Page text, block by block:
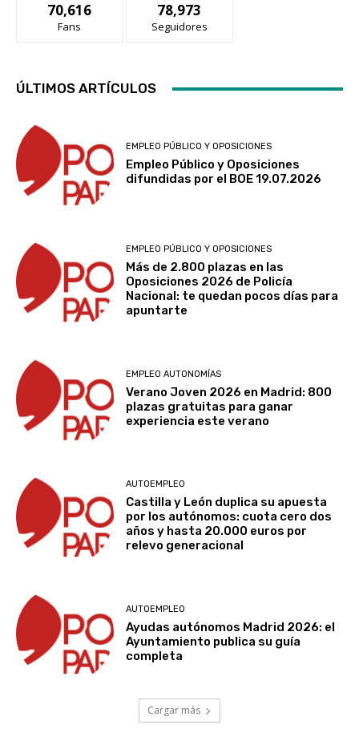
70,616
Fans
78,973
Seguidores
ÚLTIMOS ARTÍCULOS
EMPLEO PÚBLICO Y OPOSICIONES
Empleo Público y Oposiciones
difundidas por el BOE 19.07.2026
EMPLEO PÚBLICO Y OPOSICIONES
Más de 2.800 plazas en las
Oposiciones 2026 de Policía
Nacional: te quedan pocos días para
apuntarte
EMPLEO AUTONOMÍAS
Verano Joven 2026 en Madrid: 800
plazas gratuitas para ganar
experiencia este verano
AUTOEMPLEO
Castilla y León duplica su apuesta
por los autónomos: cuota cero dos
años y hasta 20.000 euros por
relevo generacional
AUTOEMPLEO
Ayudas autónomos Madrid 2026: el
Ayuntamiento publica su guía
completa
Cargar más